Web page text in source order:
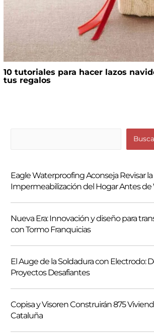
10 tutoriales para hacer lazos
tus regalos
c
a
r
Eagle Waterproofing Aconseja Revisar la
Impermeabilización del Hogar Antes de
Nueva Era: Innovación y diseño para
con Tormo Franquicias
El Auge de la Soldadura con Electrodo:
Proyectos Desafiantes
Copisa y Visoren Construirán 875
Cataluña